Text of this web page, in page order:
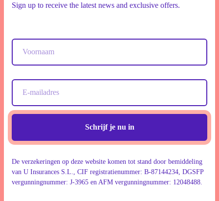
Sign up to receive the latest news and exclusive offers.
Schrijf je nu in
De verzekeringen op deze website komen tot stand door bemiddeling
van U Insurances S.L., CIF registratienummer: B-87144234, DGSFP
vergunningnummer: J-3965 en AFM vergunningnummer: 12048488.